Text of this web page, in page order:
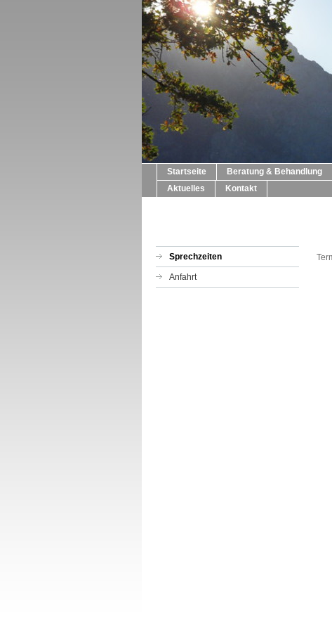
Startseite Beratung & Behandlung
Aktuelles
Kontakt
Sprechzeiten
Anfahrt